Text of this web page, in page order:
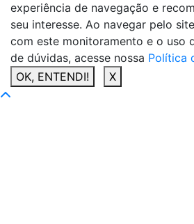
experiência de navegação e
seu interesse. Ao navegar pelo
com este monitoramento e o uso
de dúvidas, acesse nossa Política
OK, ENTENDI!
X